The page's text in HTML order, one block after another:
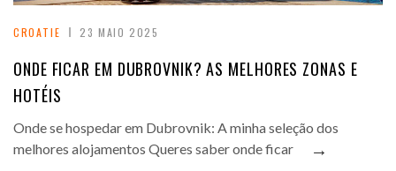
CROATIE 23 MAIO 2025
ONDE FICAR EM DUBROVNIK? AS MELHORES ZONAS E
HOTÉIS
Onde se hospedar em Dubrovnik: A minha seleção dos
melhores alojamentos Queres saber onde ficar
→